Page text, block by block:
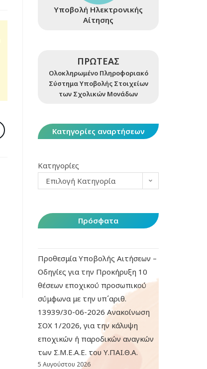
Υποβολή Ηλεκτρονικής
Αίτησης
ΠΡΩΤΕΑΣ
Ολοκληρωμένο Πληροφοριακό
Σύστημα Υποβολής Στοιχείων
των Σχολικών Μονάδων
Κατηγορίες αναρτήσεων
Κατηγορίες
Επιλογή Κατηγορία
Πρόσφατα
Προθεσμία Υποβολής Αιτήσεων –
Οδηγίες για την Προκήρυξη 10
θέσεων εποχικού προσωπικού
σύμφωνα με την υπ΄αριθ.
13939/30-06-2026 Ανακοίνωση
ΣΟΧ 1/2026, για την κάλυψη
εποχικών ή παροδικών αναγκών
των Σ.Μ.Ε.Α.Ε. του Υ.ΠΑΙ.Θ.Α.
5 Αυγούστου 2026